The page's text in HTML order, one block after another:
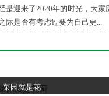
是迎来了2020年的时光，大家
际是否有考虑过要为自己更...
菜园就是花